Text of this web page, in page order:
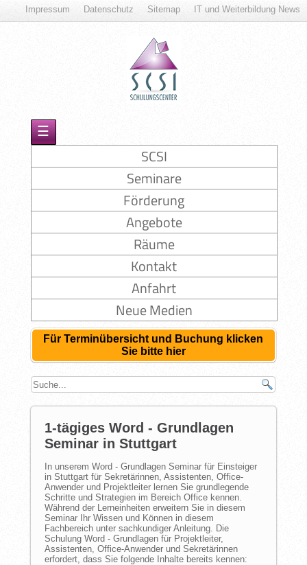
IT und Weiterbildung News
Sitemap
Datenschutz
Impressum
☰
SCSI
Seminare
Förderung
Angebote
Räume
Kontakt
Anfahrt
Neue Medien
Für Terminübersicht und Buchung klicken
Sie bitte hier
1-tägiges Word - Grundlagen
Seminar in Stuttgart
In unserem Word - Grundlagen Seminar für Einsteiger
in Stuttgart für Sekretärinnen, Assistenten, Office-
Anwender und Projektleiter lernen Sie grundlegende
Schritte und Strategien im Bereich Office kennen.
Während der Lerneinheiten erweitern Sie in diesem
Seminar Ihr Wissen und Können in diesem
Fachbereich unter sachkundiger Anleitung. Die
Schulung Word - Grundlagen für Projektleiter,
Assistenten, Office-Anwender und Sekretärinnen
erfordert, dass Sie folgende Inhalte bereits kennen: